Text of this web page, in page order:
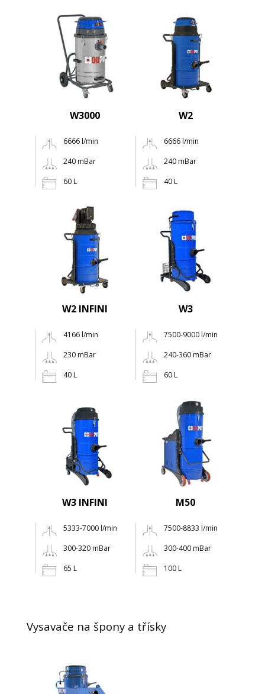
W3000
6666 l/min
240 mBar
60 L
W2
6666 l/min
240 mBar
40 L
W2 INFINI
4166 l/min
230 mBar
40 L
W3
7500-9000 l/min
240-360 mBar
60 L
W3 INFINI
5333-7000 l/min
300-320 mBar
65 L
M50
7500-8833 l/min
300-400 mBar
100 L
Vysavače na špony a třísky